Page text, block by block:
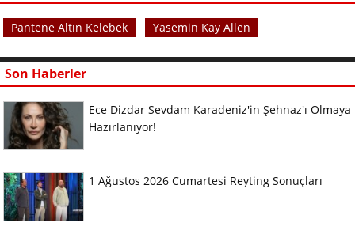
Pantene Altın Kelebek Yasemin Kay Allen
Son Haberler
Ece Dizdar Sevdam Karadeniz'in Şehnaz'ı Olmaya
Hazırlanıyor!
1 Ağustos 2026 Cumartesi Reyting Sonuçları